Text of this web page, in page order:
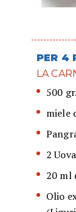
PER 4
LA
500
miele
2 Uova
20 ml
Olio